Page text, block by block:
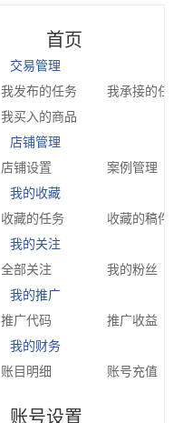
首页
交易管理
我发布的任务
我承接的任务
我买入的商品
店铺管理
店铺设置
案例管理
我的收藏
收藏的任务
收藏的稿件
我的关注
全部关注
我的粉丝
我的推广
推广代码
推广收益
我的财务
账目明细
账号充值
账号设置